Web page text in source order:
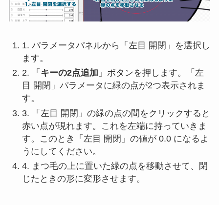
1. パラメータパネルから「左目 開閉」を選択し
ます。
2. 「 キーの2点追加 」ボタンを押します。「左
目 開閉」パラメータに緑の点が2つ表示されま
す。
3. 「左目 開閉」の緑の点の間をクリックすると
赤い点が現れます。これを左端に持っていきま
す。このとき「左目 開閉」の値が 0.0 になるよ
うにしてください。
4. まつ毛の上に置いた緑の点を移動させて、閉
じたときの形に変形させます。